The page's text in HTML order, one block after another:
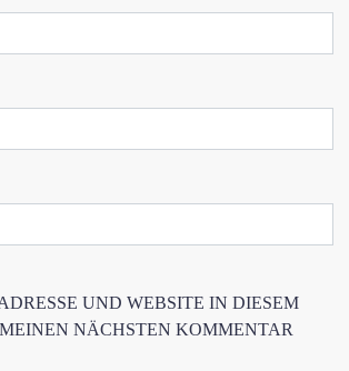
UND WEBSITE IN DIESEM
NÄCHSTEN KOMMENTAR